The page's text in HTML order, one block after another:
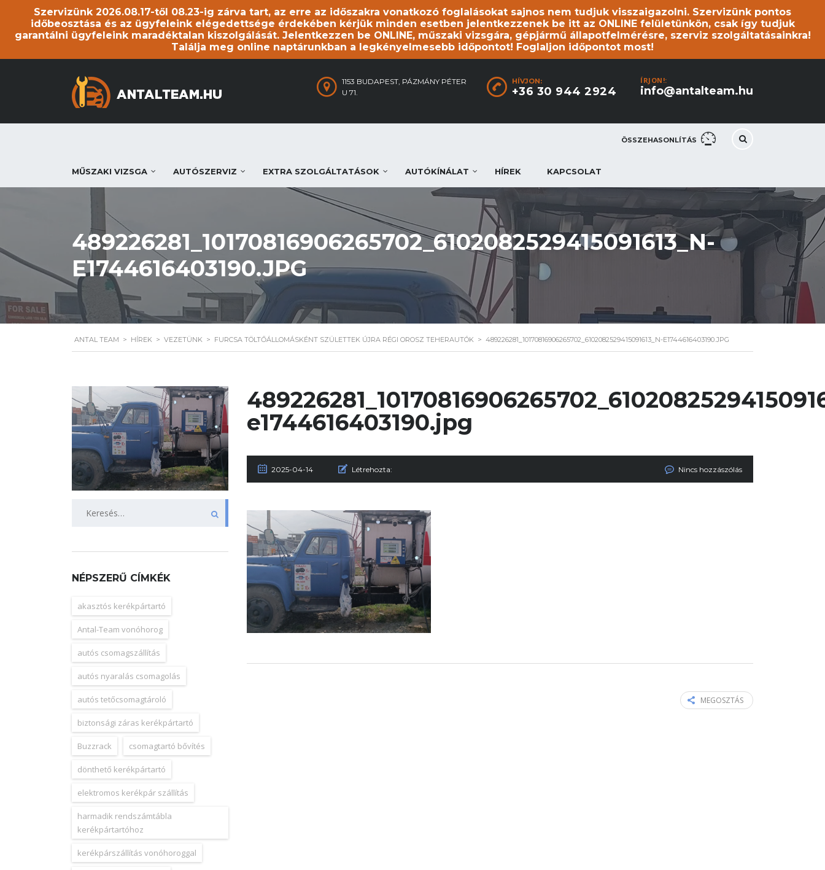
Szervizünk 2026.08.17-től 08.23-ig zárva tart, az erre az időszakra vonatkozó foglalásokat sajnos nem tudjuk visszaigazolni. Szervizünk pontos
időbeosztása és az ügyfeleink elégedettsége érdekében kérjük minden esetben jelentkezzenek be itt az ONLINE felületünkön, csak így tudjuk
garantálni ügyfeleink maradéktalan kiszolgálását. Jelentkezzen be ONLINE, műszaki vizsgára, gépjármű állapotfelmérésre, szerviz szolgáltatásainkra!
Találja meg online naptárunkban a legkényelmesebb időpontot! Foglaljon időpontot most!
ÍRJON!:
info@antalteam.hu
HÍVJON:
+36 30 944 2924
1153 BUDAPEST, PÁZMÁNY PÉTER
U 71.
ÖSSZEHASONLÍTÁS
MŰSZAKI VIZSGA AUTÓSZERVIZ EXTRA SZOLGÁLTATÁSOK AUTÓKÍNÁLAT HÍREK KAPCSOLAT
489226281_10170816906265702_6102082529415091613_N-
E1744616403190.JPG
ANTAL TEAM > HÍREK > VEZETÜNK > FURCSA TÖLTŐÁLLOMÁSKÉNT SZÜLETTEK ÚJRA RÉGI OROSZ TEHERAUTÓK > 489226281_10170816906265702_6102082529415091613_N-E1744616403190.JPG
e1744616403190.jpg
2025-04-14 Létrehozta: Nincs hozzászólás
MEGOSZTÁS
NÉPSZERŰ CÍMKÉK
akasztós kerékpártartó
Antal-Team vonóhorog
autós csomagszállítás
autós nyaralás csomagolás
autós tetőcsomagtároló
biztonsági záras kerékpártartó
Buzzrack csomagtartó bővítés
dönthető kerékpártartó
elektromos kerékpár szállítás
harmadik rendszámtábla
kerékpártartóhoz
kerékpárszállítás vonóhoroggal